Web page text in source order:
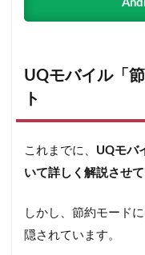
UQモバイル「
ト
これまでに、 UQモバ
いて詳しく解説させ
しかし、節約モード
隠されています。